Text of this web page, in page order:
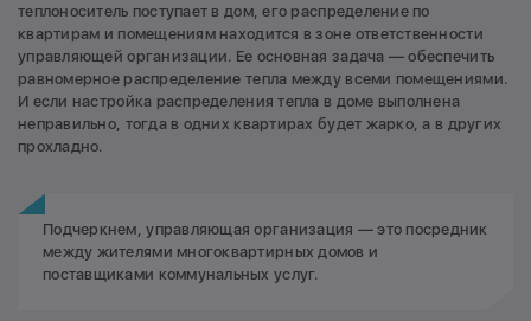
теплоноситель поступает в дом, его распределение по
квартирам и помещениям находится в зоне ответственности
управляющей организации. Ее основная задача — обеспечить
равномерное распределение тепла между всеми помещениями.
И если настройка распределения тепла в доме выполнена
неправильно, тогда в одних квартирах будет жарко, а в других
прохладно.
Подчеркнем, управляющая организация — это посредник
между жителями многоквартирных домов и
поставщиками коммунальных услуг.